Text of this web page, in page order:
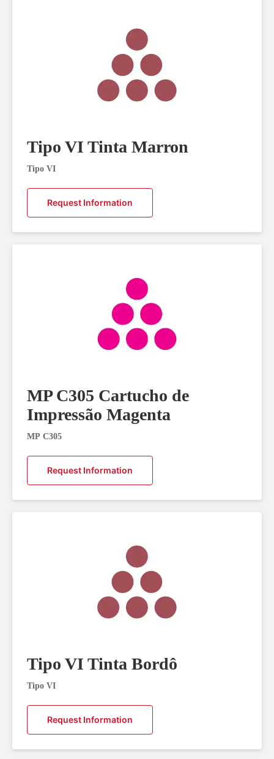
Tipo VI Tinta Marron
Tipo VI
Request Information
MP C305 Cartucho de
Impressão Magenta
MP C305
Request Information
Tipo VI Tinta Bordô
Tipo VI
Request Information